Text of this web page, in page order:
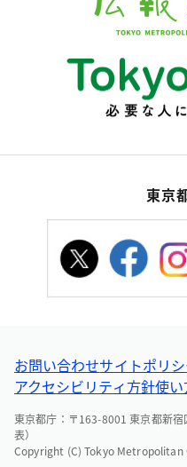
東京
お問い合わせサイトポリ
アクセシビリティ方針使
東京都庁：〒163-8001 東京都新
表）
Copyright (C) Tokyo